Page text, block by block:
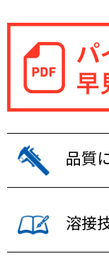
品質
溶接